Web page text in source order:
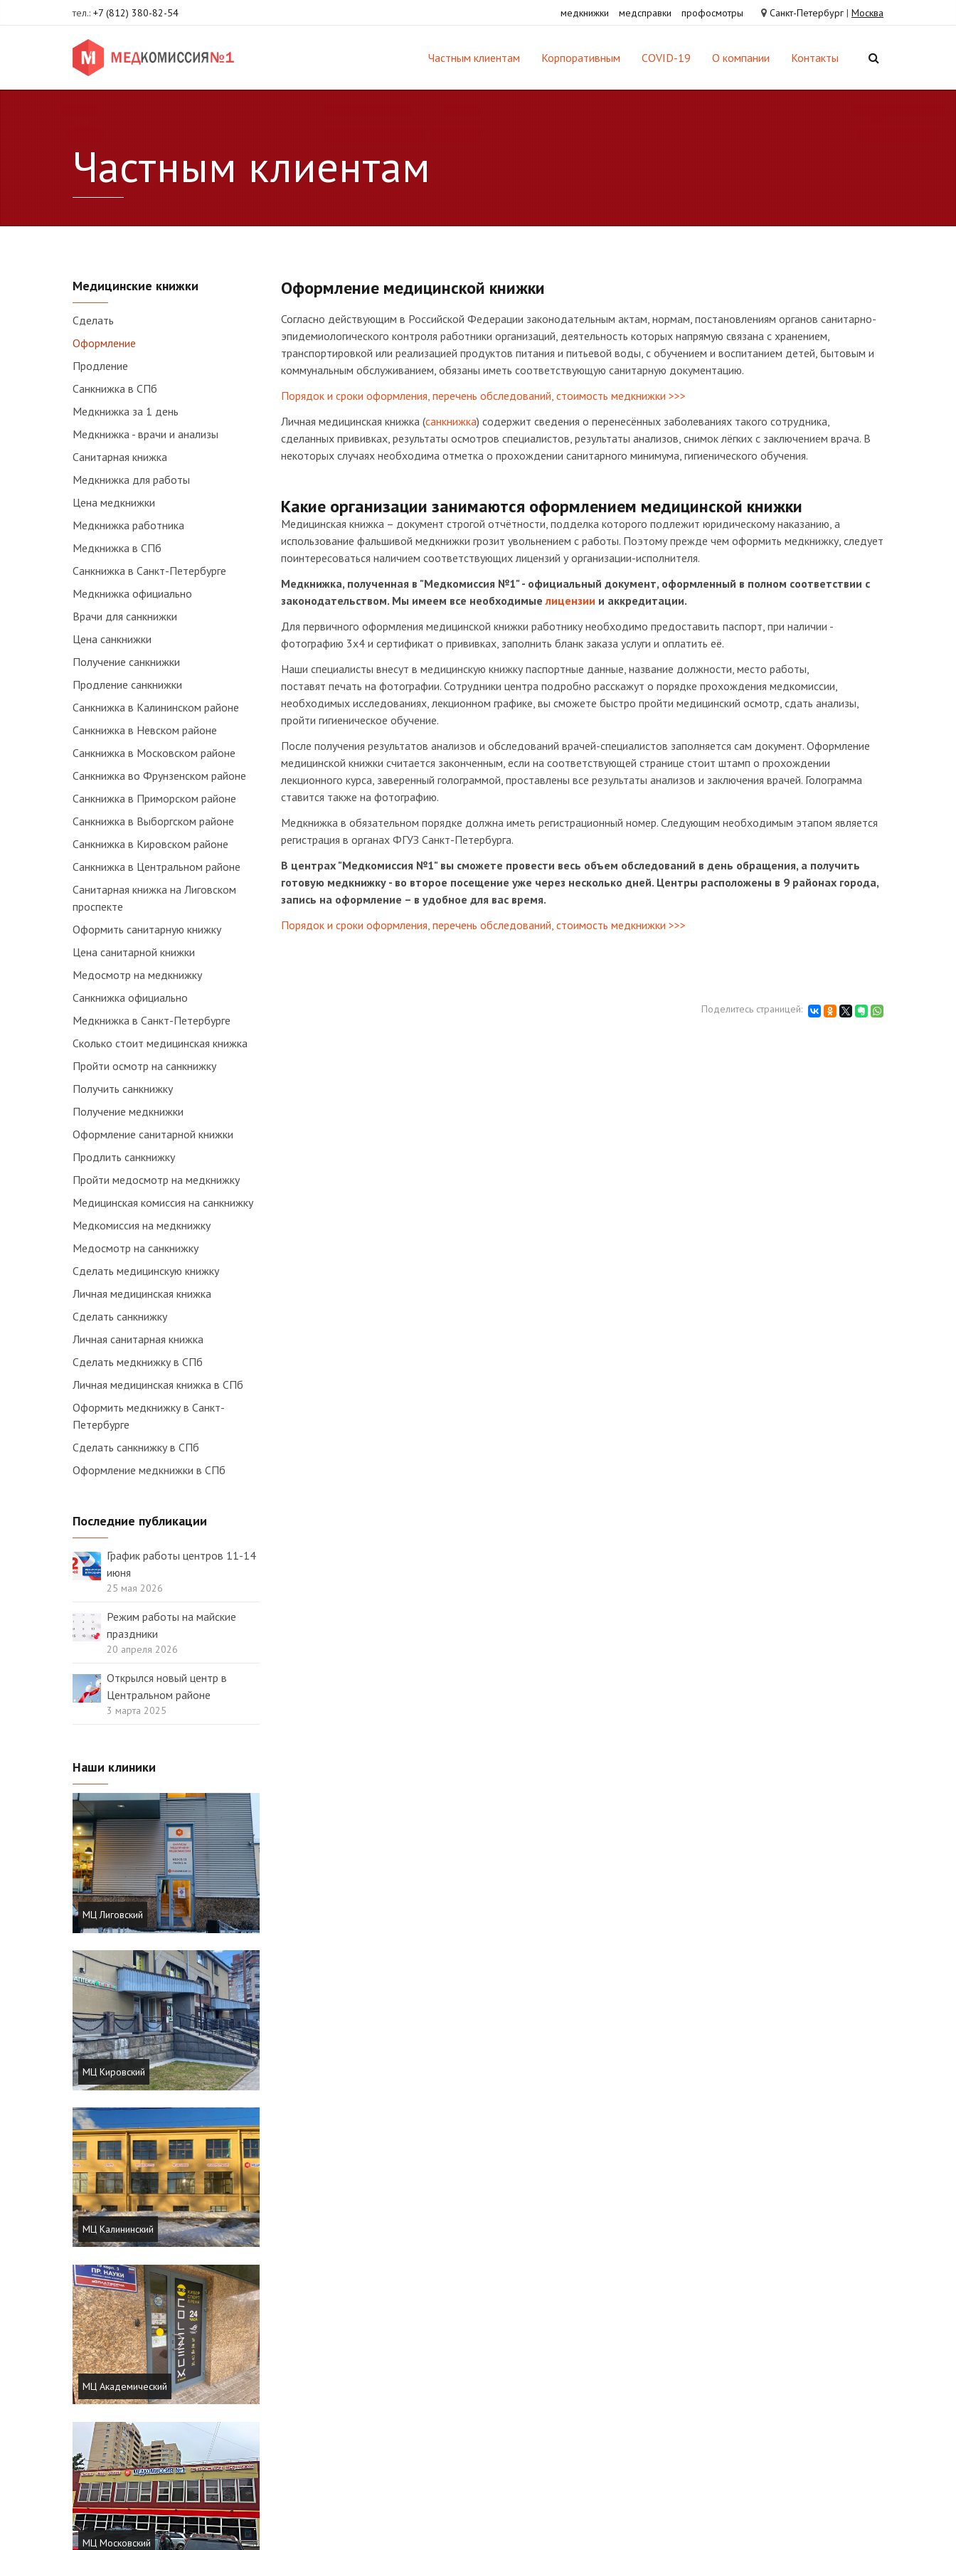
тел.: +7 (812) 380-82-54 Санкт-Петербург | Москва
медкнижки медсправки профосмотры
Частным клиентам Корпоративным COVID-19 О компании Контакты
Частным клиентам
Оформление медицинской книжки
Согласно действующим в Российской Федерации законодательным актам, нормам, постановлениям органов санитарно-
эпидемиологического контроля работники организаций, деятельность которых напрямую связана с хранением,
транспортировкой или реализацией продуктов питания и питьевой воды, с обучением и воспитанием детей, бытовым и
коммунальным обслуживанием, обязаны иметь соответствующую санитарную документацию.
Порядок и сроки оформления, перечень обследований, стоимость медкнижки >>>
Личная медицинская книжка (санкнижка) содержит сведения о перенесённых заболеваниях такого сотрудника,
сделанных прививках, результаты осмотров специалистов, результаты анализов, снимок лёгких с заключением врача. В
некоторых случаях необходима отметка о прохождении санитарного минимума, гигиенического обучения.
Какие организации занимаются оформлением медицинской книжки
Медицинская книжка – документ строгой отчётности, подделка которого подлежит юридическому наказанию, а
использование фальшивой медкнижки грозит увольнением с работы. Поэтому прежде чем оформить медкнижку, следует
поинтересоваться наличием соответствующих лицензий у организации-исполнителя.
Медкнижка, полученная в "Медкомиссия №1" - официальный документ, оформленный в полном соответствии с
законодательством. Мы имеем все необходимыелицензии и аккредитации.
Для первичного оформления медицинской книжки работнику необходимо предоставить паспорт, при наличии -
фотографию 3х4 и сертификат о прививках, заполнить бланк заказа услуги и оплатить её.
Наши специалисты внесут в медицинскую книжку паспортные данные, название должности, место работы,
поставят печать на фотографии. Сотрудники центра подробно расскажут о порядке прохождения медкомиссии,
необходимых исследованиях, лекционном графике, вы сможете быстро пройти медицинский осмотр, сдать анализы,
пройти гигиеническое обучение.
После получения результатов анализов и обследований врачей-специалистов заполняется сам документ. Оформление
медицинской книжки считается законченным, если на соответствующей странице стоит штамп о прохождении
лекционного курса, заверенный голограммой, проставлены все результаты анализов и заключения врачей. Голограмма
ставится также на фотографию.
Медкнижка в обязательном порядке должна иметь регистрационный номер. Следующим необходимым этапом является
регистрация в органах ФГУЗ Санкт-Петербурга.
В центрах "Медкомиссия №1" вы сможете провести весь объем обследований в день обращения, а получить
готовую медкнижку - во второе посещение уже через несколько дней. Центры расположены в 9 районах города,
запись на оформление – в удобное для вас время.
Порядок и сроки оформления, перечень обследований, стоимость медкнижки >>>
Поделитесь страницей:
Медицинские книжки
Сделать
Оформление
Продление
Санкнижка в СПб
Медкнижка за 1 день
Медкнижка - врачи и анализы
Санитарная книжка
Медкнижка для работы
Цена медкнижки
Медкнижка работника
Медкнижка в СПб
Санкнижка в Санкт-Петербурге
Медкнижка официально
Врачи для санкнижки
Цена санкнижки
Получение санкнижки
Продление санкнижки
Санкнижка в Калининском районе
Санкнижка в Невском районе
Санкнижка в Московском районе
Санкнижка во Фрунзенском районе
Санкнижка в Приморском районе
Санкнижка в Выборгском районе
Санкнижка в Кировском районе
Санкнижка в Центральном районе
Санитарная книжка на Лиговском
проспекте
Оформить санитарную книжку
Цена санитарной книжки
Медосмотр на медкнижку
Санкнижка официально
Медкнижка в Санкт-Петербурге
Сколько стоит медицинская книжка
Пройти осмотр на санкнижку
Получить санкнижку
Получение медкнижки
Оформление санитарной книжки
Продлить санкнижку
Пройти медосмотр на медкнижку
Медицинская комиссия на санкнижку
Медкомиссия на медкнижку
Медосмотр на санкнижку
Сделать медицинскую книжку
Личная медицинская книжка
Сделать санкнижку
Личная санитарная книжка
Сделать медкнижку в СПб
Личная медицинская книжка в СПб
Оформить медкнижку в Санкт-
Петербурге
Сделать санкнижку в СПб
Оформление медкнижки в СПб
Последние публикации
График работы центров 11-14
июня
25 мая 2026
Режим работы на майские
праздники
20 апреля 2026
Открылся новый центр в
Центральном районе
3 марта 2025
Наши клиники
МЦ Лиговский
МЦ Кировский
МЦ Калининский
МЦ Академический
МЦ Московский